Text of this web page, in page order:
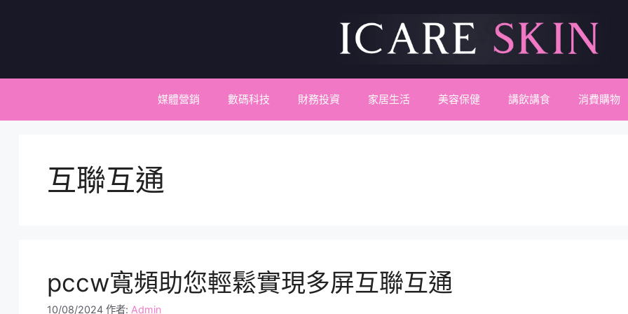
內
媒體營銷 數碼科技 財務投資 家居生活 美容保健 講飲講食 消費購物
互聯互通
pccw寬頻助您輕鬆實現多屏互聯互通
10/08/2024 作者: Admin